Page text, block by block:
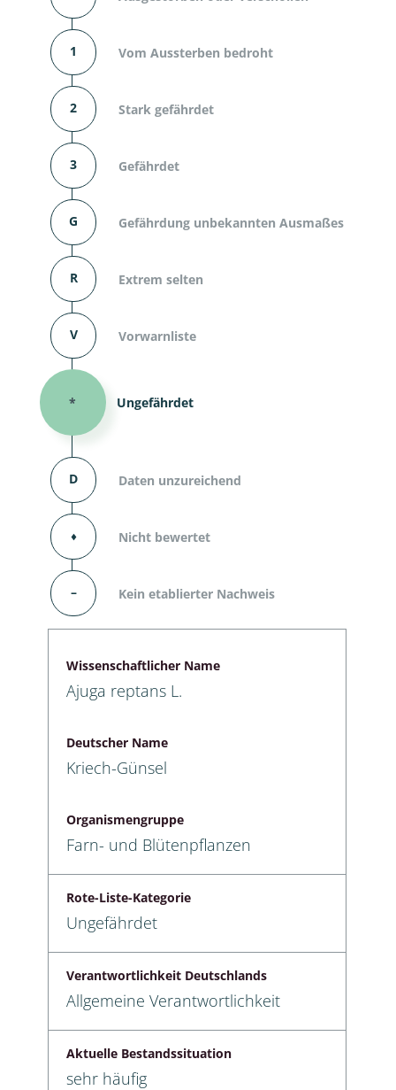
1 Vom Aussterben bedroht
2 Stark gefährdet
3 Gefährdet
G Gefährdung unbekannten Ausmaßes
R Extrem selten
V Vorwarnliste
* Ungefährdet
D Daten unzureichend
⬧ Nicht bewertet
– Kein etablierter Nachweis
Wissenschaftlicher Name
Ajuga reptans L.
Deutscher Name
Kriech-Günsel
Organismengruppe
Farn- und Blütenpflanzen
Rote-Liste-Kategorie
Ungefährdet
Verantwortlichkeit Deutschlands
Allgemeine Verantwortlichkeit
Aktuelle Bestandssituation
sehr häufig